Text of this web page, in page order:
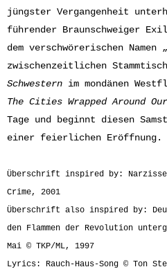
jüngster Vergangenheit
führender Braunschweiger
dem verschwörerischen Namen
zwischenzeitlichen
Schwestern im mondänen
The Cities Wrapped Around
Tage und beginnt diesen
einer feierlichen Eröffnung.
Überschrift inspired by:
Crime, 2001
Überschrift also inspired by:
den Flammen der Revolution
Mai © TKP/ML, 1997
Lyrics: Rauch-Haus-Song © Ton